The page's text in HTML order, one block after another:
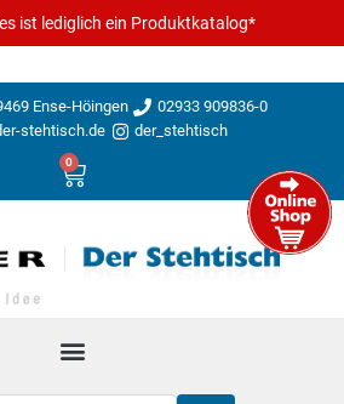
ist lediglich ein Produktkatalog*
Ense-Höingen
02933 909836-0
stehtisch.de
der_stehtisch
0